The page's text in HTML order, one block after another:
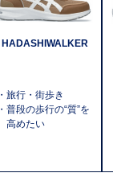
HADASHIWALKER
・旅行・街歩き
・普段の歩行の“質”を
高めたい